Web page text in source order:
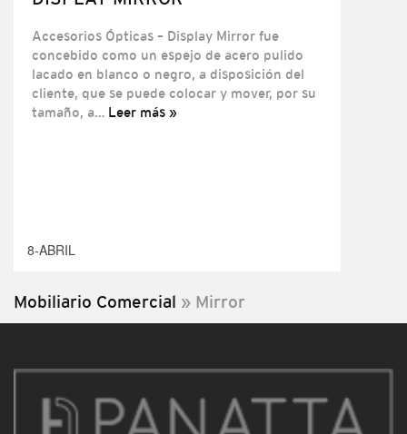
Accesorios Ópticas – Display Mirror fue
concebido como un espejo de acero pulido
lacado en blanco o negro, a disposición del
cliente, que se puede colocar y mover, por su
tamaño, a… Leer más »
8-ABRIL
Mobiliario Comercial » Mirror